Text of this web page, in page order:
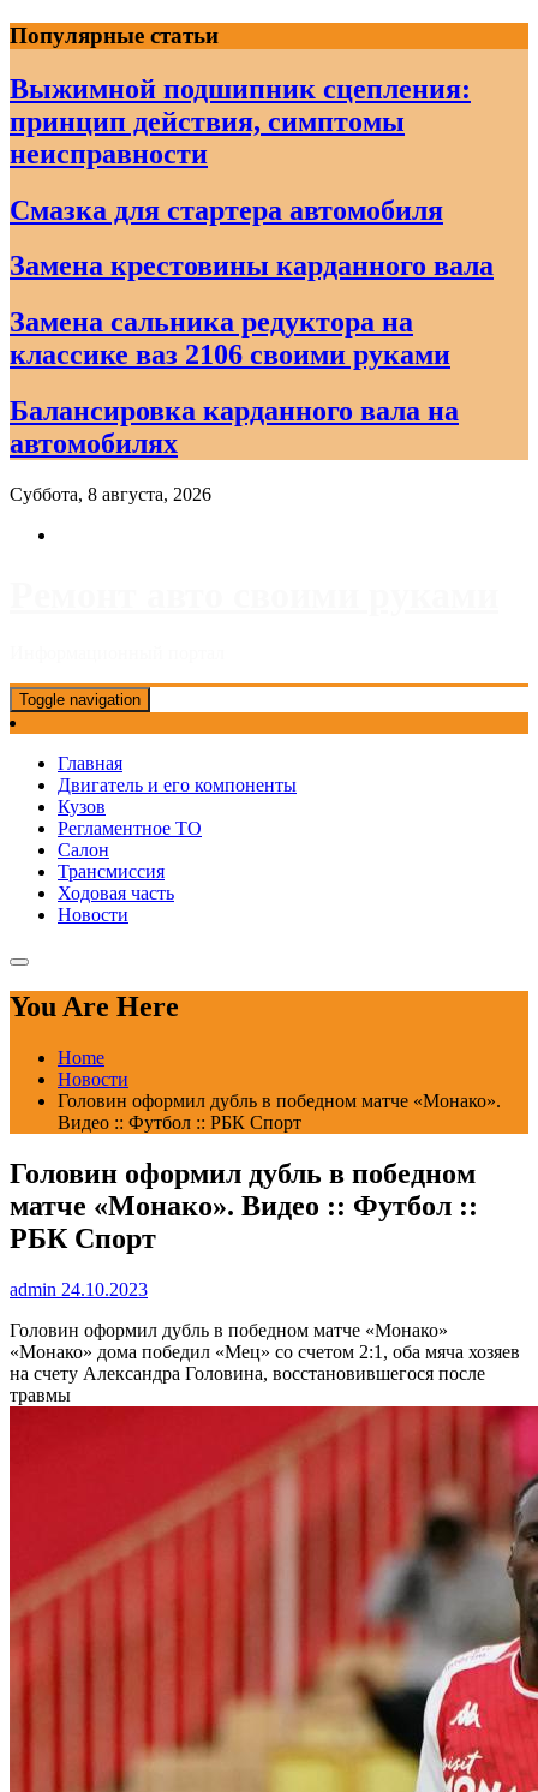
Skip
to
content
Популярные статьи
Выжимной подшипник сцепления:
принцип действия, симптомы
неисправности
Смазка для стартера автомобиля
Замена крестовины карданного вала
Замена сальника редуктора на
классике ваз 2106 своими руками
Балансировка карданного вала на
автомобилях
Суббота, 8 августа, 2026
Toggle navigation
Главная
Двигатель и его компоненты
Кузов
Регламентное ТО
Салон
Трансмиссия
Ходовая часть
Новости
You Are Here
Home
Новости
Головин оформил дубль в победном матче «Монако».
Видео :: Футбол :: РБК Спорт
Головин оформил дубль в победном
матче «Монако». Видео :: Футбол ::
РБК Спорт
admin 24.10.2023
Головин оформил дубль в победном матче «Монако»
«Монако» дома победил «Мец» со счетом 2:1, оба мяча хозяев
на счету Александра Головина, восстановившегося после
травмы